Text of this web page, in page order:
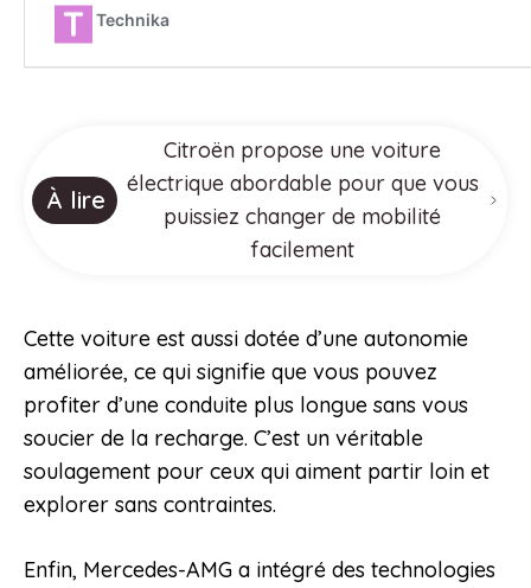
À lire
Citroën propose une voiture
électrique abordable pour que vous
puissiez changer de mobilité
facilement
Cette voiture est aussi dotée d’une autonomie
améliorée, ce qui signifie que vous pouvez
profiter d’une conduite plus longue sans vous
soucier de la recharge. C’est un véritable
soulagement pour ceux qui aiment partir loin et
explorer sans contraintes.
Enfin, Mercedes-AMG a intégré des technologies